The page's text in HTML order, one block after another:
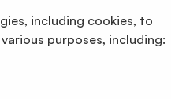
plattform
er fleksibelt og
including cookies, to
purposes, including: